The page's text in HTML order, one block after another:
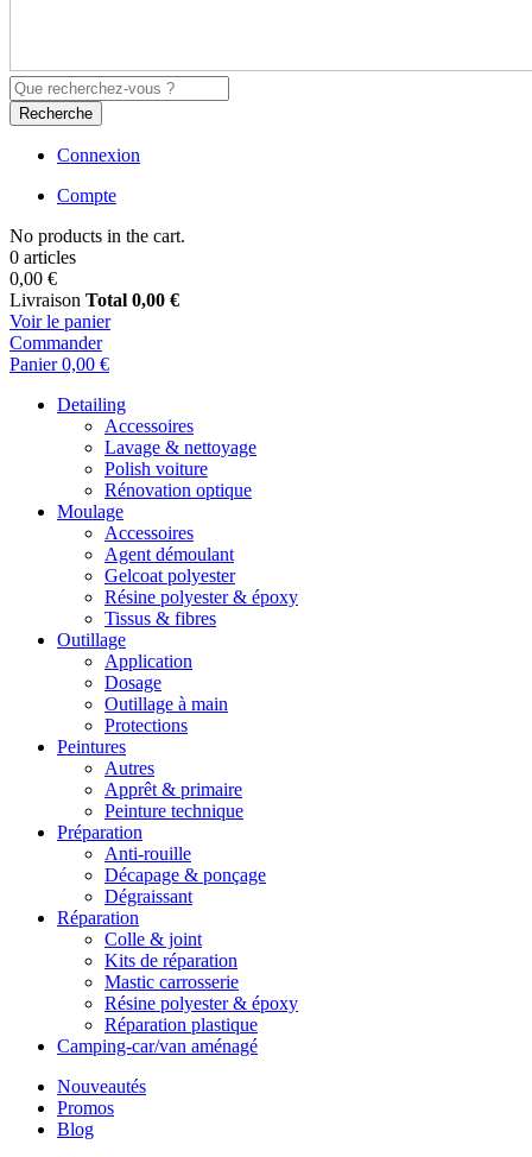
Recherche
Connexion
Compte
No products in the cart.
0 articles
0,00 €
Livraison Total 0,00 €
Voir le panier
Commander
Panier 0,00 €
Detailing
Accessoires
Lavage & nettoyage
Polish voiture
Rénovation optique
Moulage
Accessoires
Agent démoulant
Gelcoat polyester
Résine polyester & époxy
Tissus & fibres
Outillage
Application
Dosage
Outillage à main
Protections
Peintures
Autres
Apprêt & primaire
Peinture technique
Préparation
Anti-rouille
Décapage & ponçage
Dégraissant
Réparation
Colle & joint
Kits de réparation
Mastic carrosserie
Résine polyester & époxy
Réparation plastique
Camping-car/van aménagé
Nouveautés
Promos
Blog